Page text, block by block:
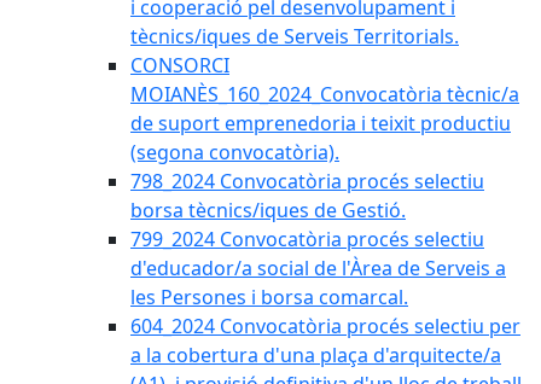
i cooperació pel desenvolupament i
tècnics/iques de Serveis Territorials.
CONSORCI
MOIANÈS_160_2024_Convocatòria tècnic/a
de suport emprenedoria i teixit productiu
(segona convocatòria).
798_2024 Convocatòria procés selectiu
borsa tècnics/iques de Gestió.
799_2024 Convocatòria procés selectiu
d'educador/a social de l'Àrea de Serveis a
les Persones i borsa comarcal.
604_2024 Convocatòria procés selectiu per
a la cobertura d'una plaça d'arquitecte/a